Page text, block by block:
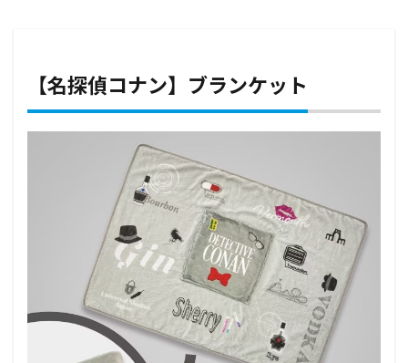
【名探偵コナン】ブランケット